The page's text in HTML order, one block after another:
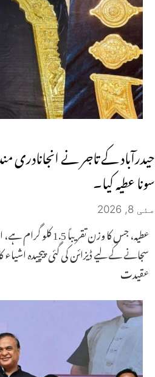
سونا عطیہ کیا۔
مئی 8, 2026
عطیہ، جس کا وزن
سجانے کے لیے ڈیزائن کی گئی پیچیدہ
عقیدت